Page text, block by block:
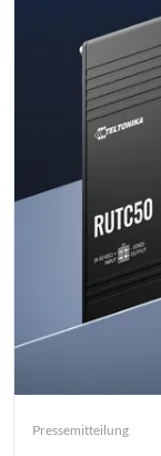
Pressemitteilung